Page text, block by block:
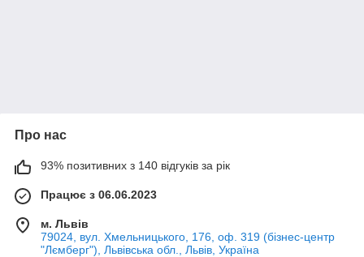
Про нас
93% позитивних з 140 відгуків за рік
Працює з 06.06.2023
м. Львів
79024, вул. Хмельницького, 176, оф. 319 (бізнес-центр
"Лємберг"), Львівська обл., Львів, Україна